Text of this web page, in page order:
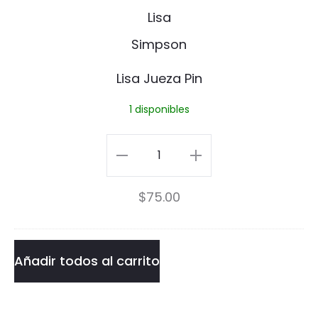
s
o
s
s
a
e
a
P
i
Lisa Jueza Pin
1 disponibles
Lisa
Jueza
cantidad
$75.00
Añadir todos al carrito